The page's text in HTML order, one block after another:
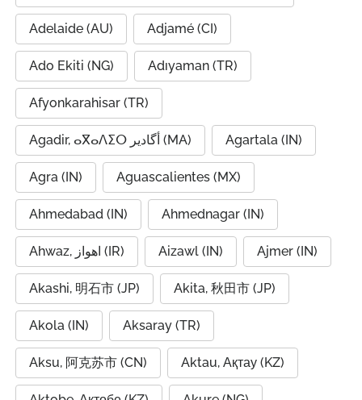
Adelaide (AU) Adjamé (CI)
Ado Ekiti (NG) Adıyaman (TR)
Afyonkarahisar (TR)
Agadir, ⴰⴳⴰⴷⵉⵔ أگادیر (MA) Agartala (IN)
Agra (IN) Aguascalientes (MX)
Ahmedabad (IN) Ahmednagar (IN)
Ahwaz, اهواز (IR) Aizawl (IN) Ajmer (IN)
Akashi, 明石市 (JP) Akita, 秋田市 (JP)
Akola (IN) Aksaray (TR)
Aksu, 阿克苏市 (CN) Aktau, Ақтау (KZ)